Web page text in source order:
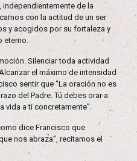
de la
con la actitud de un ser
y acogidos por su fortaleza y
eterno.
Silenciar toda actividad
el máximo de intensidad
sentir que “La oración no es
del Padre. Tú debes orar a
vida a ti concretamente”.
dice Francisco que
nos abraza”, recitamos el